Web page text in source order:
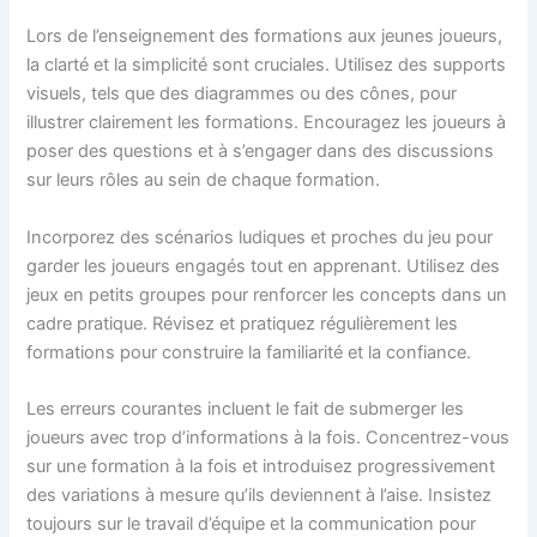
Lors de l’enseignement des formations aux jeunes joueurs,
la clarté et la simplicité sont cruciales. Utilisez des supports
visuels, tels que des diagrammes ou des cônes, pour
illustrer clairement les formations. Encouragez les joueurs à
poser des questions et à s’engager dans des discussions
sur leurs rôles au sein de chaque formation.
Incorporez des scénarios ludiques et proches du jeu pour
garder les joueurs engagés tout en apprenant. Utilisez des
jeux en petits groupes pour renforcer les concepts dans un
cadre pratique. Révisez et pratiquez régulièrement les
formations pour construire la familiarité et la confiance.
Les erreurs courantes incluent le fait de submerger les
joueurs avec trop d’informations à la fois. Concentrez-vous
sur une formation à la fois et introduisez progressivement
des variations à mesure qu’ils deviennent à l’aise. Insistez
toujours sur le travail d’équipe et la communication pour